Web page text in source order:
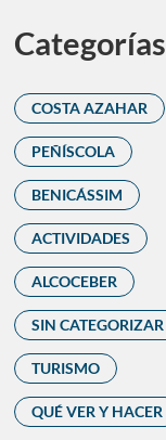
Categorías
COSTA AZAHAR
PEÑÍSCOLA
BENICÁSSIM
ACTIVIDADES
ALCOCEBER
SIN CATEGORIZAR
TURISMO
QUÉ VER Y HACER